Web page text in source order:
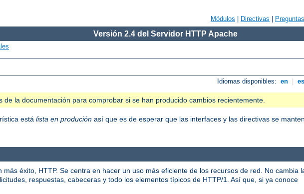
Módulos Directivas
Versión 2.4 del Servidor HTTP Apache
Idiomas disponibles: en es
la documentación para comprobar si se han producido cambios recientemente.
está lista en produción así que es de esperar que las interfaces y las directivas se
éxito, HTTP. Se centra en hacer un uso más eficiente de los recursos de red. No cambia
respuestas, cabeceras y todo los elementos típicos de HTTP/1. Así que, si ya conoce